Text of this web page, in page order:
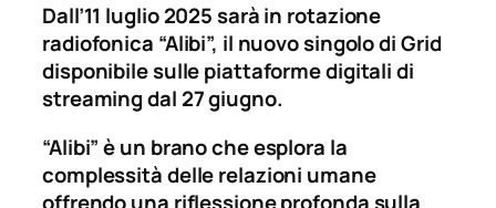
Dall’11 luglio 2025 sarà in rotazione
radiofonica “Alibi”, il nuovo singolo di Grid
disponibile sulle piattaforme digitali di
streaming dal 27 giugno.
“Alibi” è un brano che esplora la
complessità delle relazioni umane